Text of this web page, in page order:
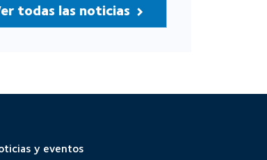
todas las noticias
y eventos